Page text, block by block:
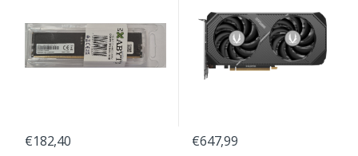
€182,40 €647,99